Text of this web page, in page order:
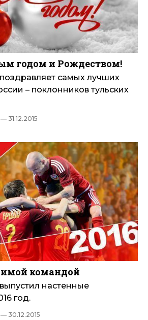
годом и Рождеством!
самых лучших
– поклонников тульских
— 31.12.2015
командой
настенные
год.
— 30.12.2015